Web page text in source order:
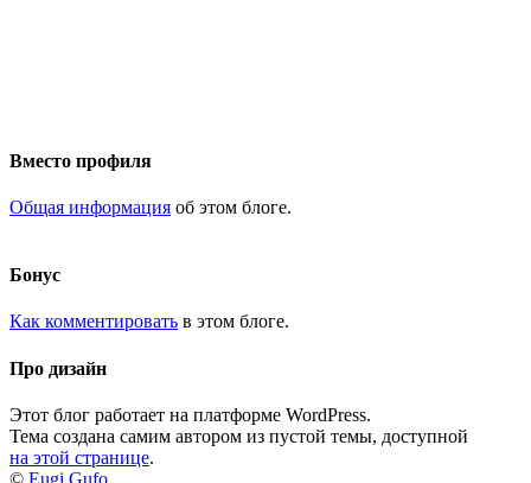
Вместо профиля
Общая информация об этом блоге.
Бонус
Как комментировать в этом блоге.
Про дизайн
Этот блог работает на платформе WordPress.
Тема создана самим автором из пустой темы, доступной
на этой странице.
© Eugi Gufo